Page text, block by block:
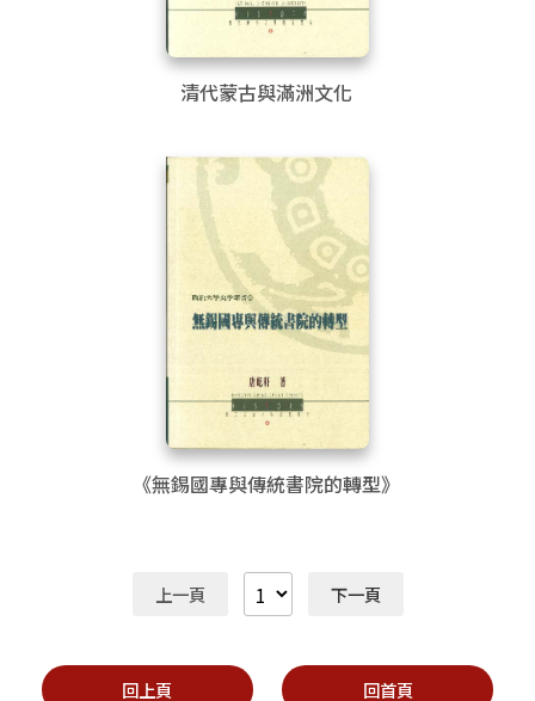
清代蒙古與滿洲文化
《無錫國專與傳統書院的轉型》
上一頁 下一頁
回上頁 回首頁